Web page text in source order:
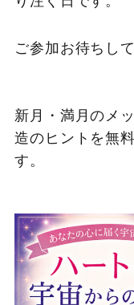
ご参加お待ちし
新月・満月のメ
造のヒントを無
す。